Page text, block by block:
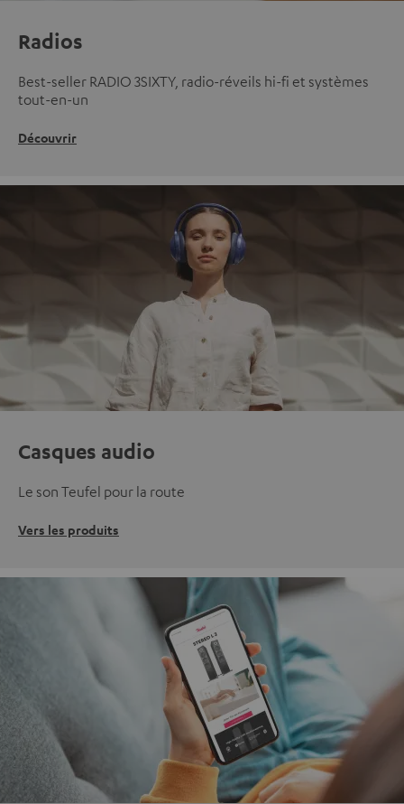
Radios
Best-seller RADIO 3SIXTY, radio-réveils hi-fi et systèmes
tout-en-un
Découvrir
Casques audio
Le son Teufel pour la route
Vers les produits